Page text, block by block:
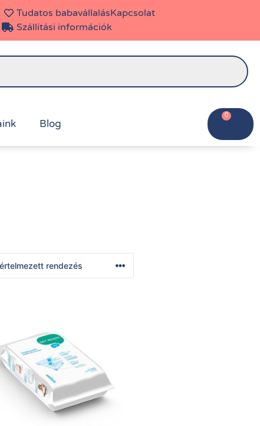
Tudatos babavállalásKapcsolat
Szállítási információk
Blog
0